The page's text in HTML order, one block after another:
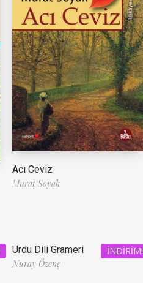
Acı Ceviz
Murat Soyak
İNDIRIM!
Urdu Dili Grameri
Nuray Özenç